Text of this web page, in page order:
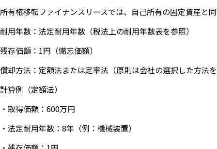
所有権移転ファイナンスリースでは、自己所有の固定資産と
耐用年数：法定耐用年数（税法上の耐用年数表を参照）
残存価額：1円（備忘価額）
償却方法：定額法または定率法（原則は会社の選択した方法
計算例（定額法）
・取得価額：600万円
・法定耐用年数：8年（例：機械装置）